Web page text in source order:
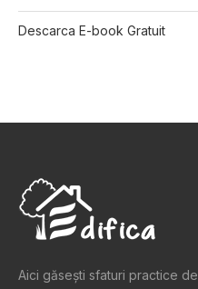
Descarca E-book Gratuit
Aici găsești sfaturi practice